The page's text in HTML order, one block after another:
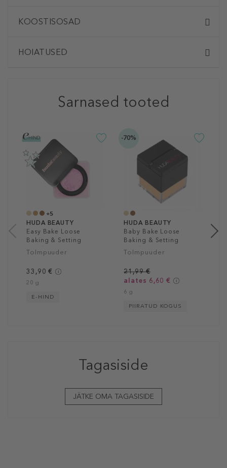
KOOSTISOSAD
HOIATUSED
Sarnased tooted
+5
HUDA BEAUTY
Easy Bake Loose
Baking & Setting
Powder
Tolmpuuder
33,90 €
20 g
E-HIND
-70%
HUDA BEAUTY
Baby Bake Loose
Baking & Setting
Powder
Tolmpuuder
21,99 €
alates 6,60 €
6 g
PIIRATUD KOGUS
Tagasiside
JÄTKE OMA TAGASISIDE